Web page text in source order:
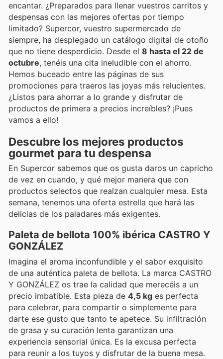
encantar. ¿Preparados para llenar vuestros carritos y
despensas con las mejores ofertas por tiempo
limitado? Supercor, vuestro supermercado de
siempre, ha desplegado un catálogo digital de otoño
que no tiene desperdicio. Desde el 8 hasta el 22 de
octubre, tenéis una cita ineludible con el ahorro.
Hemos buceado entre las páginas de sus
promociones para traeros las joyas más relucientes.
¿Listos para ahorrar a lo grande y disfrutar de
productos de primera a precios increíbles? ¡Pues
vamos a ello!
Descubre los mejores productos
gourmet para tu despensa
En Supercor sabemos que os gusta daros un capricho
de vez en cuando, y qué mejor manera que con
productos selectos que realzan cualquier mesa. Esta
semana, tenemos una oferta estrella que hará las
delicias de los paladares más exigentes.
Paleta de bellota 100% ibérica CASTRO Y
GONZÁLEZ
Imagina el aroma inconfundible y el sabor exquisito
de una auténtica paleta de bellota. La marca CASTRO
Y GONZÁLEZ os trae la calidad que merecéis a un
precio imbatible. Esta pieza de 4,5 kg es perfecta
para celebrar, para compartir o simplemente para
darte ese gusto que tanto te apetece. Su infiltración
de grasa y su curación lenta garantizan una
experiencia sensorial única. Es la excusa perfecta
para reunir a los tuyos y disfrutar de la buena mesa.